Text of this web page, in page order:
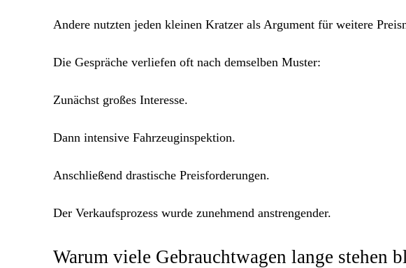
Andere nutzten jeden kleinen Kratzer als Argument für weitere
Die Gespräche verliefen oft nach demselben Muster:
Zunächst großes Interesse.
Dann intensive Fahrzeuginspektion.
Anschließend drastische Preisforderungen.
Der Verkaufsprozess wurde zunehmend anstrengender.
Warum viele Gebrauchtwagen lange stehen